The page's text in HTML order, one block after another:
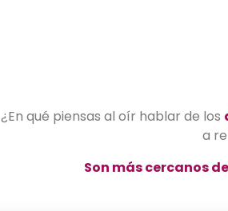
¿En qué piensas al oír hablar de los
a
Son más cercanos